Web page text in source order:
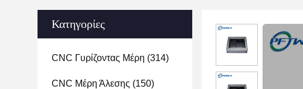
Κατηγορίες
CNC Γυρίζοντας Μέρη (314)
CNC Μέρη Άλεσης (150)